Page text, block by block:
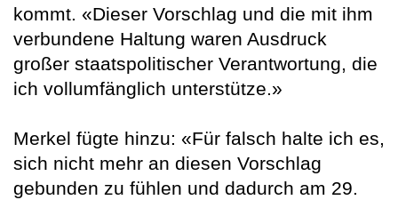
kommt. «Dieser Vorschlag und die mit ihm
verbundene Haltung waren Ausdruck
großer staatspolitischer Verantwortung, die
ich vollumfänglich unterstütze.»
Merkel fügte hinzu: «Für falsch halte ich es,
sich nicht mehr an diesen Vorschlag
gebunden zu fühlen und dadurch am 29.